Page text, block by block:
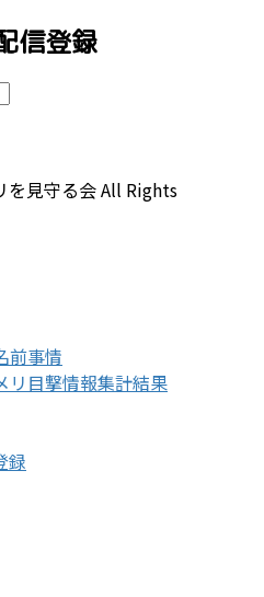
信登録
見守る会 All Rights
前事情
リ目撃情報集計結果
録